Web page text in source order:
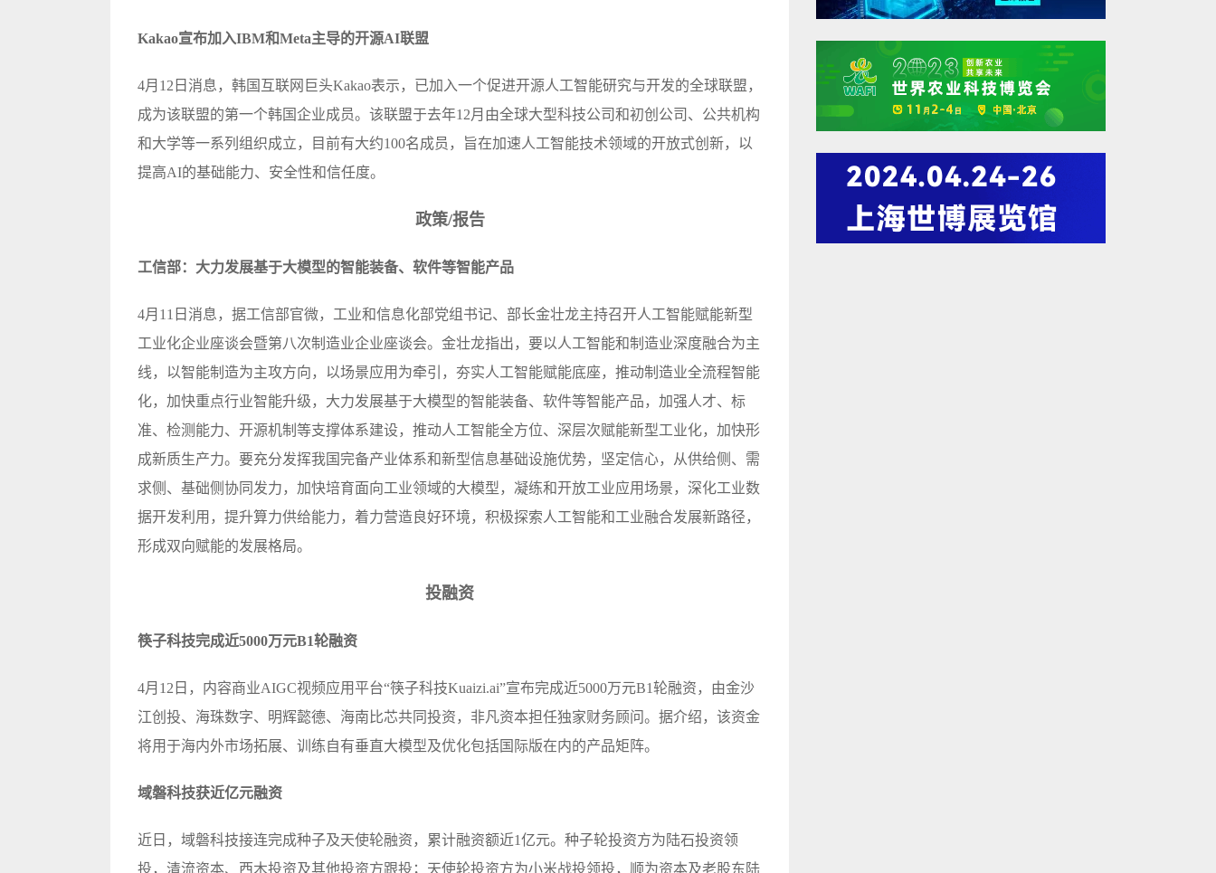
Kakao宣布加入IBM和Meta主导的开源AI联盟
4月12日消息，韩国互联网巨头Kakao表示，已加入一个促进开源人工智能研究与开发的全球联盟，
成为该联盟的第一个韩国企业成员。该联盟于去年12月由全球大型科技公司和初创公司、公共机构
和大学等一系列组织成立，目前有大约100名成员，旨在加速人工智能技术领域的开放式创新，以
提高AI的基础能力、安全性和信任度。
政策/报告
工信部：大力发展基于大模型的智能装备、软件等智能产品
4月11日消息，据工信部官微，工业和信息化部党组书记、部长金壮龙主持召开人工智能赋能新型
工业化企业座谈会暨第八次制造业企业座谈会。金壮龙指出，要以人工智能和制造业深度融合为主
线，以智能制造为主攻方向，以场景应用为牵引，夯实人工智能赋能底座，推动制造业全流程智能
化，加快重点行业智能升级，大力发展基于大模型的智能装备、软件等智能产品，加强人才、标
准、检测能力、开源机制等支撑体系建设，推动人工智能全方位、深层次赋能新型工业化，加快形
成新质生产力。要充分发挥我国完备产业体系和新型信息基础设施优势，坚定信心，从供给侧、需
求侧、基础侧协同发力，加快培育面向工业领域的大模型，凝练和开放工业应用场景，深化工业数
据开发利用，提升算力供给能力，着力营造良好环境，积极探索人工智能和工业融合发展新路径，
形成双向赋能的发展格局。
投融资
筷子科技完成近5000万元B1轮融资
4月12日，内容商业AIGC视频应用平台“筷子科技Kuaizi.ai”宣布完成近5000万元B1轮融资，由金沙
江创投、海珠数字、明辉懿德、海南比芯共同投资，非凡资本担任独家财务顾问。据介绍，该资金
将用于海内外市场拓展、训练自有垂直大模型及优化包括国际版在内的产品矩阵。
域磐科技获近亿元融资
近日，域磐科技接连完成种子及天使轮融资，累计融资额近1亿元。种子轮投资方为陆石投资领
投，清流资本、西木投资及其他投资方跟投；天使轮投资方为小米战投领投，顺为资本及老股东陆